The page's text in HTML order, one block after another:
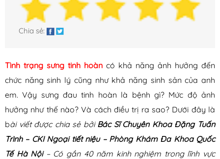
Chia sẻ:
Tình trạng sưng tinh hoàn có khả năng ảnh hưởng đến
chức năng sinh lý cũng như khả năng sinh sản của anh
em. Vậy sưng đau tinh hoàn là bệnh gì? Mức độ ảnh
hưởng như thế nào? Và cách điều trị ra sao? Dưới đây là
bài viết được chia sẻ bởi Bác Sĩ Chuyên Khoa Đặng Tuấn
Trình – CKI Ngoại tiết niệu – Phòng Khám Đa Khoa Quốc
Tế Hà Nội– Có gần 40 năm kinh nghiệm trong lĩnh vực
Xuất tinh sớm
Yếu sinh lý
Bệnh âm đạo
Bệnh buồng trứng
Bệnh tử cung
Khí hư
Kinh nguyệt